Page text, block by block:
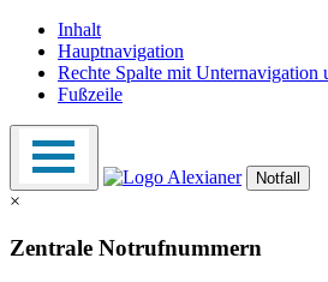
Inhalt
Hauptnavigation
Rechte Spalte mit Unternavigation
Fußzeile
Notfall
×
Zentrale Notrufnummern